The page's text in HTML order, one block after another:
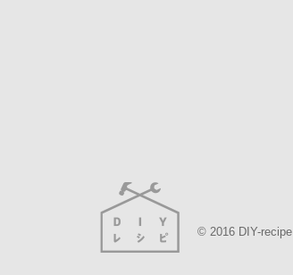
© 2016 DIY-recipe